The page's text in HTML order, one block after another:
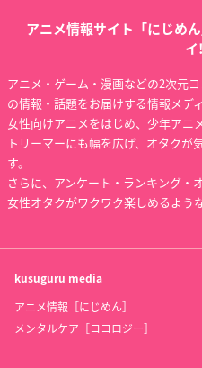
アニメ情報サイト「にじめ
イ
アニメ・ゲーム・漫画などの2次元
の情報・話題をお届けする情報メデ
女性向けアニメをはじめ、少年アニ
トリーマーにも幅を広げ、オタクが
す。
さらに、アンケート・ランキング・
女性オタクがワクワク楽しめるよう
kusuguru media
アニメ情報［にじめん］
メンタルケア［ココロジー］